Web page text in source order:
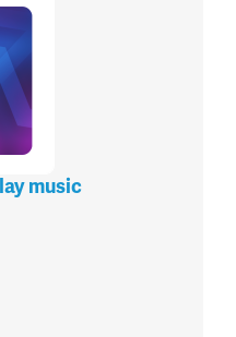
music